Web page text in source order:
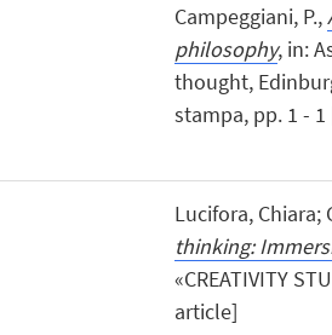
Campeggiani, P.,
philosophy, in:
thought,
stampa, pp. 1 -
Lucifora, Chiara;
thinking:
«CREATIVITY
article]